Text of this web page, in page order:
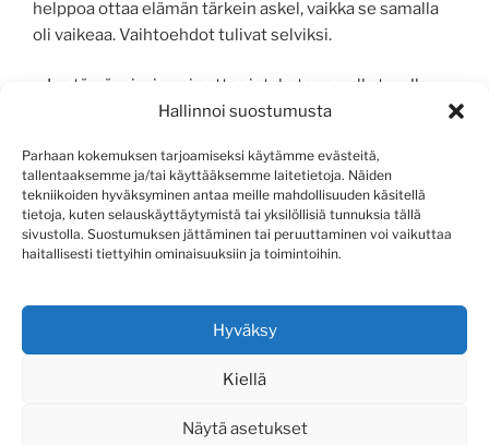
Hallinnoi suostumusta
Parhaan kokemuksen tarjoamiseksi käytämme evästeitä,
tallentaaksemme ja/tai käyttääksemme laitetietoja. Näiden
tekniikoiden hyväksyminen antaa meille mahdollisuuden käsitellä
tietoja, kuten selauskäyttäytymistä tai yksilöllisiä tunnuksia tällä
sivustolla. Suostumuksen jättäminen tai peruuttaminen voi vaikuttaa
haitallisesti tiettyihin ominaisuuksiin ja toimintoihin.
Hyväksy
Kiellä
Näytä asetukset
helppoa ottaa elämän tärkein askel, vaikka se samalla
oli vaikeaa. Vaihtoehdot tulivat selviksi.
– Jos tämä missio voi auttaa jotakuta samalla tavalla
saamaan järjestystä elämäänsä niin, että tärkeimmät
turha.
– Olemme tehneet elämämme monimutkaiseksi.
Monet ovat menneet harhaan. Siksi meidän tarvitsee
yksilöinä ja kansana löytää tie kotiin Jumalan luo
että Missio Helsinki 1987 voisi myötävaikuttaa siihen.